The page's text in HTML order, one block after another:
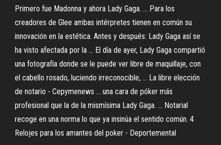
Primero fue Madonna y ahora Lady Gaga. ... Para los
creadores de Glee ambas intérpretes tienen en común su
innovación en la estética. Antes y después: Lady Gaga así se
ha visto afectada por la ... El día de ayer, Lady Gaga compartió
una fotografía donde se le puede ver libre de maquillaje, con
el cabello rosado, luciendo irreconocible, ... La libre elección
de notario - Cepymenews ... una cara de póker más
profesional que la de la mismísima Lady Gaga. ... Notarial
recoge en una norma lo que ya insinúa el sentido común. 4
Relojes para los amantes del poker - Deportemental